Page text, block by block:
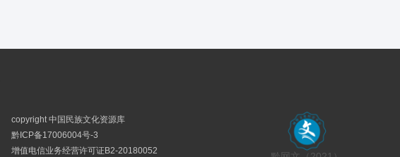
copyright 中国民族文化资源库
黔ICP备17006004号-3
增值电信业务经营许可证B2-20180052